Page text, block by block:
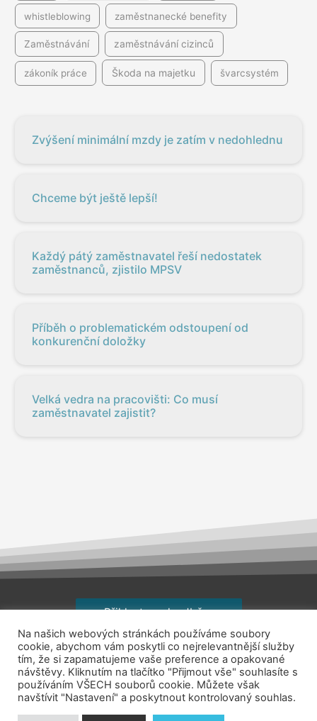
whistleblowing zaměstnanecké benefity
Zaměstnávání zaměstnávání cizinců
zákoník práce Škoda na majetku švarcsystém
Zvýšení minimální mzdy je zatím v nedohlednu
Chceme být ještě lepší!
Každý pátý zaměstnavatel řeší nedostatek
zaměstnanců, zjistilo MPSV
Příběh o problematickém odstoupení od
konkurenční doložky
Velká vedra na pracovišti: Co musí
zaměstnavatel zajistit?
Přihlaste se k odběru
Copyright © 2026jsemhrdoprace.cz
Obchodní podmínky
Na našich webových stránkách používáme soubory
cookie, abychom vám poskytli co nejrelevantnější služby
tím, že si zapamatujeme vaše preference a opakované
návštěvy. Kliknutím na tlačítko "Přijmout vše" souhlasíte s
používáním VŠECH souborů cookie. Můžete však
navštívit "Nastavení" a poskytnout kontrolovaný souhlas.